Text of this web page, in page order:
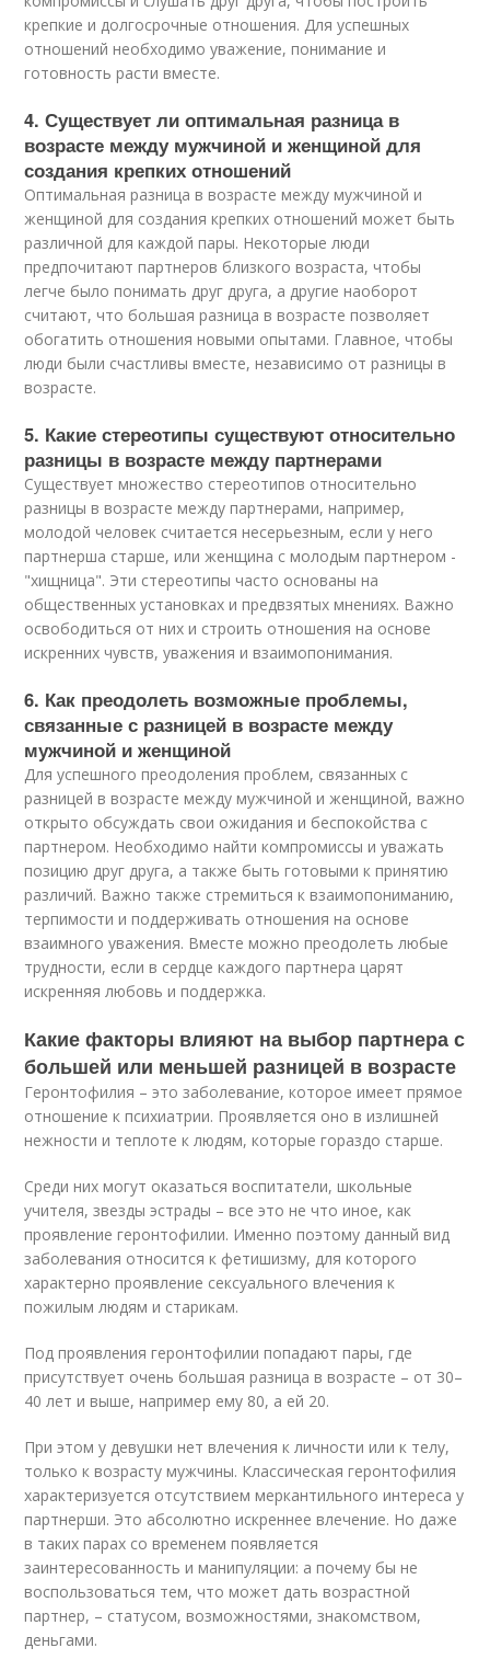
крепкие и долгосрочные отношения. Для успешных
отношений необходимо уважение, понимание и
готовность расти вместе.
4. Существует ли оптимальная разница в
возрасте между мужчиной и женщиной для
создания крепких отношений
Оптимальная разница в возрасте между мужчиной и
женщиной для создания крепких отношений может быть
различной для каждой пары. Некоторые люди
предпочитают партнеров близкого возраста, чтобы
легче было понимать друг друга, а другие наоборот
считают, что большая разница в возрасте позволяет
обогатить отношения новыми опытами. Главное, чтобы
люди были счастливы вместе, независимо от разницы в
возрасте.
5. Какие стереотипы существуют относительно
разницы в возрасте между партнерами
Существует множество стереотипов относительно
разницы в возрасте между партнерами, например,
молодой человек считается несерьезным, если у него
партнерша старше, или женщина с молодым партнером -
"хищница". Эти стереотипы часто основаны на
общественных установках и предвзятых мнениях. Важно
освободиться от них и строить отношения на основе
искренних чувств, уважения и взаимопонимания.
6. Как преодолеть возможные проблемы,
связанные с разницей в возрасте между
мужчиной и женщиной
Для успешного преодоления проблем, связанных с
разницей в возрасте между мужчиной и женщиной, важно
открыто обсуждать свои ожидания и беспокойства с
партнером. Необходимо найти компромиссы и уважать
позицию друг друга, а также быть готовыми к принятию
различий. Важно также стремиться к взаимопониманию,
терпимости и поддерживать отношения на основе
взаимного уважения. Вместе можно преодолеть любые
трудности, если в сердце каждого партнера царят
искренняя любовь и поддержка.
Какие факторы влияют на выбор партнера с
большей или меньшей разницей в возрасте
Геронтофилия – это заболевание, которое имеет прямое
отношение к психиатрии. Проявляется оно в излишней
нежности и теплоте к людям, которые гораздо старше.
Среди них могут оказаться воспитатели, школьные
учителя, звезды эстрады – все это не что иное, как
проявление геронтофилии. Именно поэтому данный вид
заболевания относится к фетишизму, для которого
характерно проявление сексуального влечения к
пожилым людям и старикам.
Под проявления геронтофилии попадают пары, где
присутствует очень большая разница в возрасте – от 30–
40 лет и выше, например ему 80, а ей 20.
При этом у девушки нет влечения к личности или к телу,
только к возрасту мужчины. Классическая геронтофилия
характеризуется отсутствием меркантильного интереса у
партнерши. Это абсолютно искреннее влечение. Но даже
в таких парах со временем появляется
заинтересованность и манипуляции: а почему бы не
воспользоваться тем, что может дать возрастной
партнер, – статусом, возможностями, знакомством,
деньгами.